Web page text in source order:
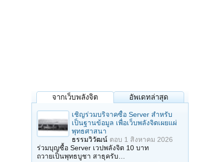
จากเว็บพลังจิต อัพเดทล่าสุด
เชิญร่วมบริจาคซื้อ Server สำหรับ
เป็นฐานข้อมูล เพื่อเว็บพลังจิตเผยแผ่
พุทธศาสนา
ธรรมวิวัฒน์ ตอบ 1 สิงหาคม 2026
ร่วมบุญซื้อ Server เวปพลังจิต 10 บาท
ถวายเป็นพุทธบูชา สาธุครับ…